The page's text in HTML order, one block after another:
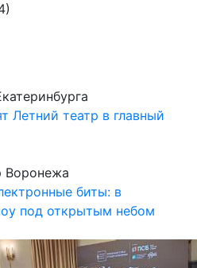
Летний театр в главный
Воронежа
биты: в
под открытым небом